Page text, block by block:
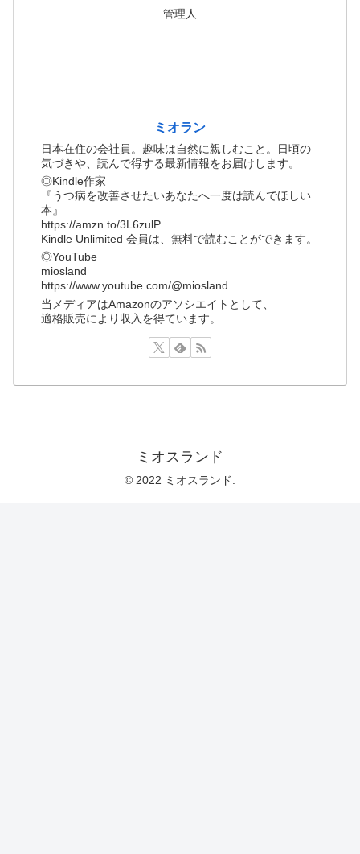
管理人
ミオラン
日本在住の会社員。趣味は自然に親しむこと。日頃の
気づきや、読んで得する最新情報をお届けします。
◎Kindle作家
『うつ病を改善させたいあなたへ一度は読んでほしい
本』
https://amzn.to/3L6zulP
Kindle Unlimited 会員は、無料で読むことができます。
◎YouTube
miosland
https://www.youtube.com/@miosland
当メディアはAmazonのアソシエイトとして、
適格販売により収入を得ています。
ミオスランド
© 2022 ミオスランド.